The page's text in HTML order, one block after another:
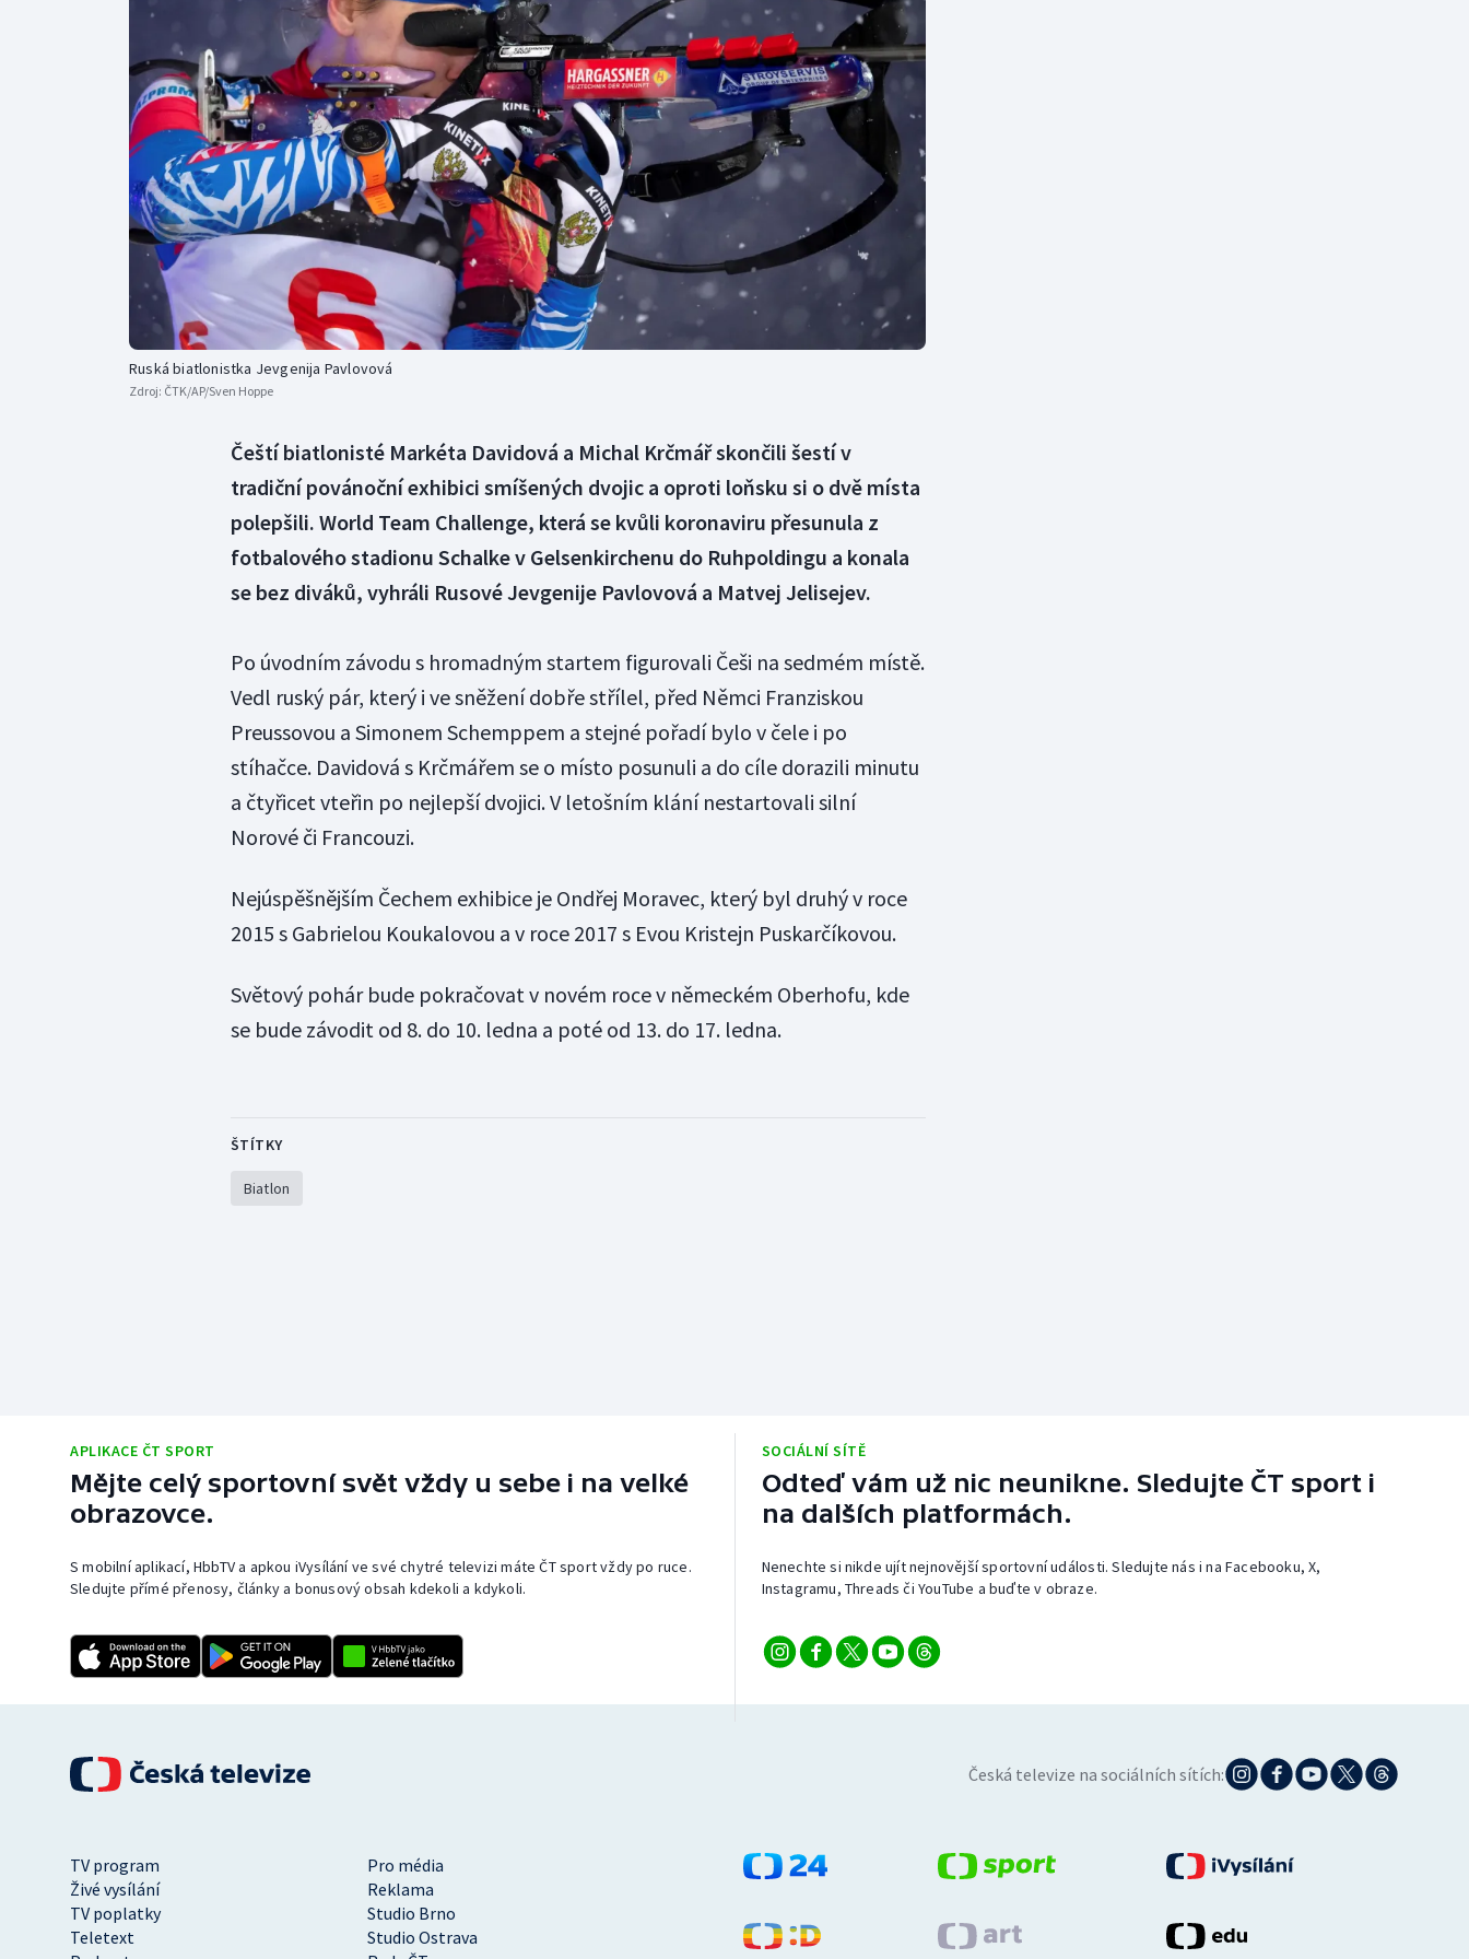
Curling
Dostihy
Florbal
Futsal
Golf
Gymnastika
Moderní pětiboj
Motorsport
Olympijské hry
Parasport
Plavání
Plážový volejbal
Triatlon
Veslování
Vodní slalom
Volejbal
Ostatní
Ruská biatlonistka Jevgenija Pavlovová
Zdroj: ČTK/AP/Sven Hoppe
Čeští biatlonisté Markéta Davidová a Michal Krčmář skončili šestí v
tradiční povánoční exhibici smíšených dvojic a oproti loňsku si o dvě místa
polepšili. World Team Challenge, která se kvůli koronaviru přesunula z
fotbalového stadionu Schalke v Gelsenkirchenu do Ruhpoldingu a konala
se bez diváků, vyhráli Rusové Jevgenije Pavlovová a Matvej Jelisejev.
Po úvodním závodu s hromadným startem figurovali Češi na sedmém místě.
Vedl ruský pár, který i ve sněžení dobře střílel, před Němci Franziskou
Preussovou a Simonem Schemppem a stejné pořadí bylo v čele i po
stíhačce. Davidová s Krčmářem se o místo posunuli a do cíle dorazili minutu
a čtyřicet vteřin po nejlepší dvojici. V letošním klání nestartovali silní
Norové či Francouzi.
Nejúspěšnějším Čechem exhibice je Ondřej Moravec, který byl druhý v roce
2015 s Gabrielou Koukalovou a v roce 2017 s Evou Kristejn Puskarčíkovou.
Světový pohár bude pokračovat v novém roce v německém Oberhofu, kde
se bude závodit od 8. do 10. ledna a poté od 13. do 17. ledna.
ŠTÍTKY
Biatlon
APLIKACE ČT SPORT
Mějte celý sportovní svět vždy u sebe i na velké
obrazovce.
S mobilní aplikací, HbbTV a apkou iVysílání ve své chytré televizi máte ČT sport vždy po ruce.
Sledujte přímé přenosy, články a bonusový obsah kdekoli a kdykoli.
SOCIÁLNÍ SÍTĚ
Odteď vám už nic neunikne. Sledujte ČT sport i
na dalších platformách.
Nenechte si nikde ujít nejnovější sportovní události. Sledujte nás i na Facebooku, X,
Instagramu, Threads či YouTube a buďte v obraze.
Česká televize na sociálních sítích:
TV program
Pro média
Živé vysílání
Reklama
TV poplatky
Studio Brno
Teletext
Studio Ostrava